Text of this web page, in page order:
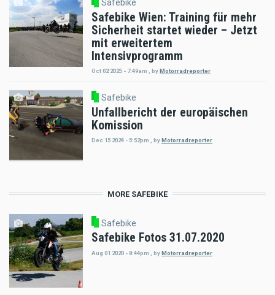
Safebike
Safebike Wien: Training für mehr
Sicherheit startet wieder – Jetzt
mit erweitertem
Intensivprogramm
Oct 02 2025 - 7:49am byMotorradreporter
Safebike
Unfallbericht der europäischen
Komission
Dec 15 2024 - 5:52pm , by Motorradreporter
MORE SAFEBIKE
Safebike
Safebike Fotos 31.07.2020
Aug 01 2020 - 8:44pm byMotorradreporter